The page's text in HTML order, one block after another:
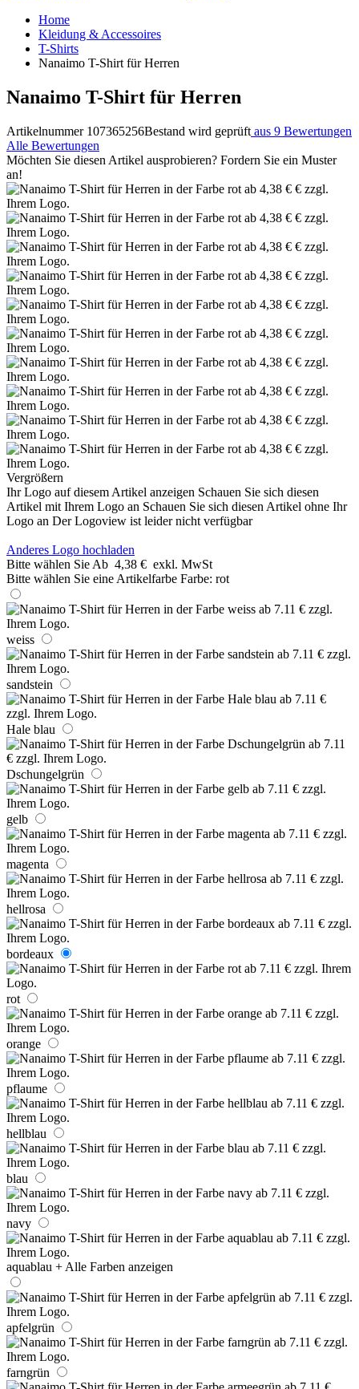
Home
Kleidung & Accessoires
T-Shirts
Nanaimo T-Shirt für Herren
Nanaimo T-Shirt für Herren
Artikelnummer 107365256Bestand wird geprüft aus 9 Bewertungen
Alle Bewertungen
Möchten Sie diesen Artikel ausprobieren? Fordern Sie ein Muster
an!
Vergrößern
Ihr Logo auf diesem Artikel anzeigen Schauen Sie sich diesen
Artikel mit Ihrem Logo an Schauen Sie sich diesen Artikel ohne Ihr
Logo an Der Logoview ist leider nicht verfügbar
Anderes Logo hochladen
Bitte wählen Sie Ab 4,38 € exkl. MwSt
Bitte wählen Sie eine Artikelfarbe Farbe: rot
weiss
sandstein
Hale blau
Dschungelgrün
gelb
magenta
hellrosa
bordeaux
rot
orange
pflaume
hellblau
blau
navy
aquablau + Alle Farben anzeigen
apfelgrün
farngrün